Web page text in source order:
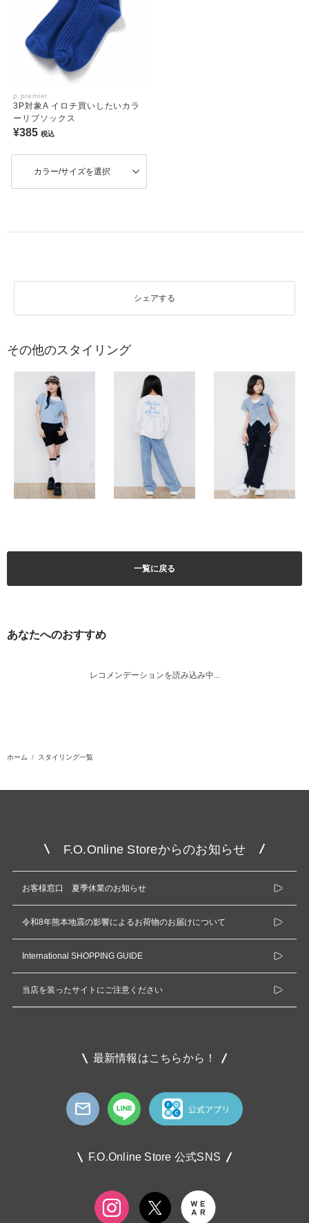
p.premier
3P対象A イロチ買いしたいカラ
ーリブソックス
¥385 税込
カラー/サイズを選択
シェアする
その他のスタイリング
一覧に戻る
あなたへのおすすめ
レコメンデーションを読み込み中...
ホーム スタイリング一覧
F.O.Online Storeからのお知らせ
お客様窓口 夏季休業のお知らせ
令和8年熊本地震の影響によるお荷物のお届けについて
International SHOPPING GUIDE
当店を装ったサイトにご注意ください
最新情報はこちらから！
F.O.Online Store 公式SNS